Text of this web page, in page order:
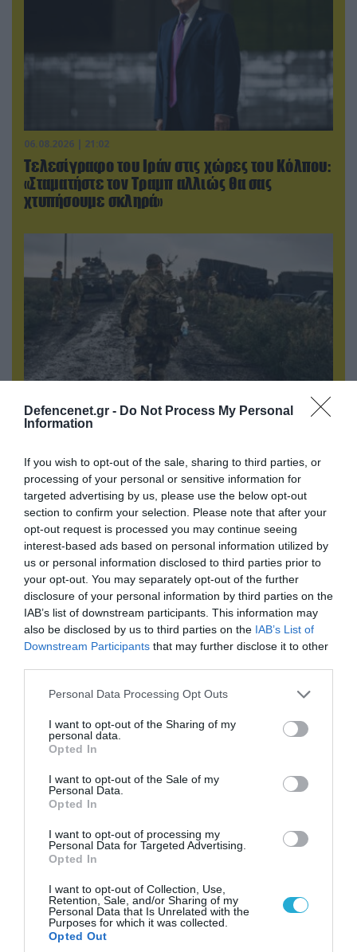
Defencenet.gr - Do Not Process My Personal
Information
If you wish to opt-out of the sale, sharing to third parties, or
processing of your personal or sensitive information for
targeted advertising by us, please use the below opt-out
section to confirm your selection. Please note that after your
opt-out request is processed you may continue seeing
interest-based ads based on personal information utilized by
us or personal information disclosed to third parties prior to
your opt-out. You may separately opt-out of the further
disclosure of your personal information by third parties on the
IAB’s list of downstream participants. This information may
also be disclosed by us to third parties on the IAB’s List of
Downstream Participants that may further disclose it to other
Please note that this website/app uses one or more Google
not limited to your visit or usage behaviour. You may click to
grant or deny consent to Google and its third-party tags to
use your data for below specified purposes in below Google
consent section.
Personal Data Processing Opt Outs
I want to opt-out of the Sharing of my
personal data.
Opted In
I want to opt-out of the Sale of my
Personal Data.
Opted In
I want to opt-out of processing my
Personal Data for Targeted Advertising.
Opted In
I want to opt-out of Collection, Use,
Retention, Sale, and/or Sharing of my
Personal Data that Is Unrelated with the
Purposes for which it was collected.
Opted Out
06.08.2026 | 21:02
Τελεσίγραφο του Ιράν στις χώρες του Κόλπου:
«Σταματήστε τον Τραμπ αλλιώς θα σας
χτυπήσουμε σκληρά»
06.08.2026 | 17:02
ξένων εθελοντών που πολεμούν για το Κίεβο
07.08.2026 | 08:02
Κλιμακώνουν οι Χούθι: Eξαπέλυσαν επιθέσεις
κατά στρατιωτικών δυνάμεων στην Υεμένη –
Πλήγματα & στη Σαουδική Αραβία!